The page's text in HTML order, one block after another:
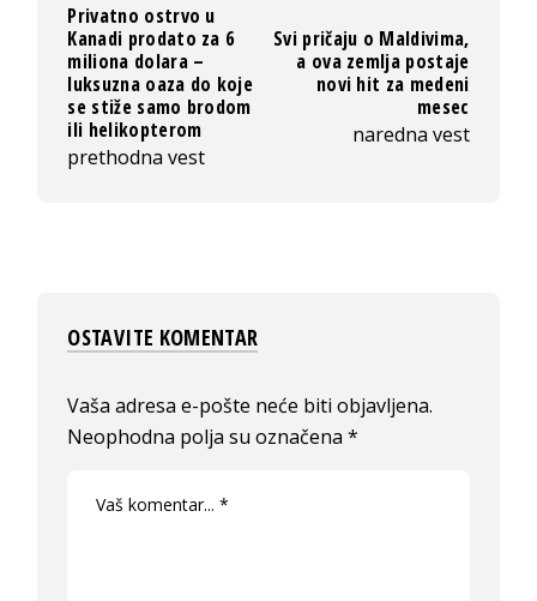
Privatno ostrvo u
Kanadi prodato za 6
miliona dolara –
luksuzna oaza do koje
se stiže samo brodom
ili helikopterom
prethodna vest
Svi pričaju o Maldivima,
a ova zemlja postaje
novi hit za medeni
mesec
naredna vest
OSTAVITE KOMENTAR
Vaša adresa e-pošte neće biti objavljena.
Neophodna polja su označena*